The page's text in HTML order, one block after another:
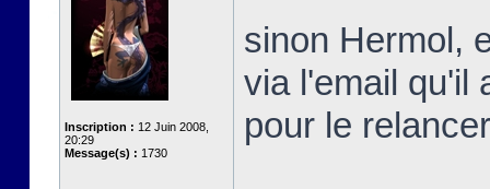
Inscription : 12 Juin 2008,
20:29
Message(s) : 1730
sinon Hermol,
via l'email qu'il
pour le